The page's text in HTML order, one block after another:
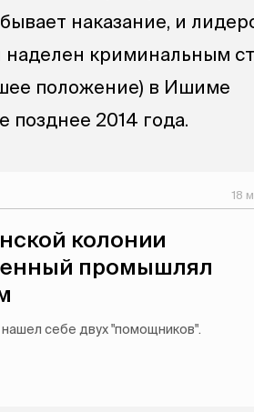
наказание, и
криминальным
положение) в Ишиме
2014 года.
18
колонии
промышлял
себе двух "помощников".